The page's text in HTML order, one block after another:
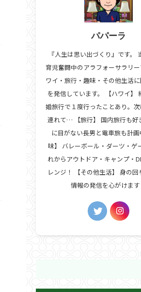
パパーラ
『人生は思い出づくり』です。
育児奮闘中のアラフォーサラリ
ワイ・旅行・趣味・その他生活
を発信しています。 【ハワイ】
婚旅行で１度行ったことあり。
連れて… 【旅行】 国内旅行も好
に目がない長男と電車旅も計
味】 バレーボール・ダーツ・ゲ
れからアウトドア・キャンプ・
レンジ！ 【その他生活】 身の回
情報の発信を心がけます